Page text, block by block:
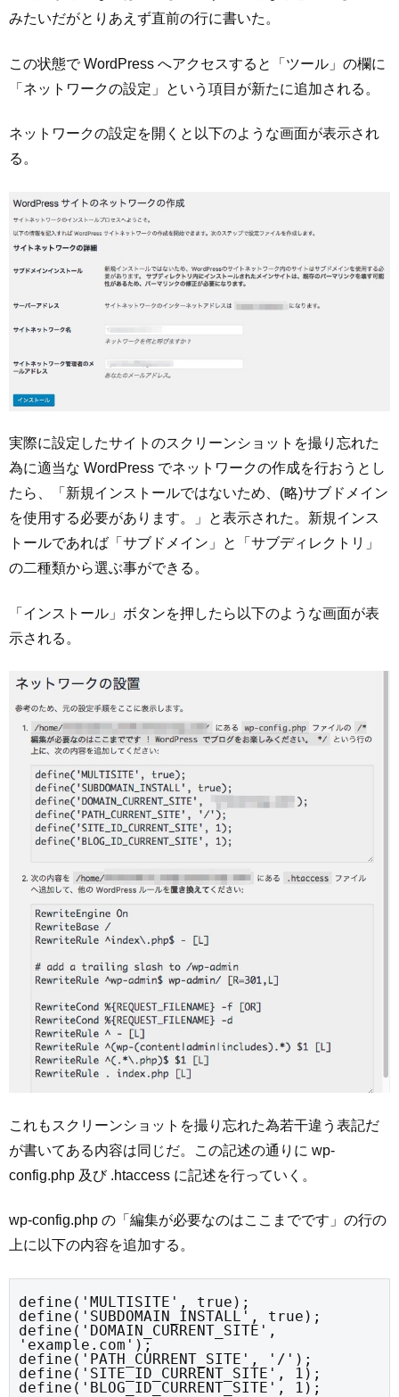
みたいだがとりあえず直前の行に書いた。
この状態で WordPress へアクセスすると「ツール」の欄に
「ネットワークの設定」という項目が新たに追加される。
ネットワークの設定を開くと以下のような画面が表示され
る。
実際に設定したサイトのスクリーンショットを撮り忘れた
為に適当な WordPress でネットワークの作成を行おうとし
たら、「新規インストールではないため、(略)サブドメイン
を使用する必要があります。」と表示された。新規インス
トールであれば「サブドメイン」と「サブディレクトリ」
の二種類から選ぶ事ができる。
「インストール」ボタンを押したら以下のような画面が表
示される。
これもスクリーンショットを撮り忘れた為若干違う表記だ
が書いてある内容は同じだ。この記述の通りに wp-
config.php 及び .htaccess に記述を行っていく。
wp-config.php の「編集が必要なのはここまでです」の行の
上に以下の内容を追加する。
define('MULTISITE', true);
define('SUBDOMAIN_INSTALL', true);
define('DOMAIN_CURRENT_SITE',
'example.com');
define('PATH_CURRENT_SITE', '/');
define('SITE_ID_CURRENT_SITE', 1);
define('BLOG_ID_CURRENT_SITE', 1);